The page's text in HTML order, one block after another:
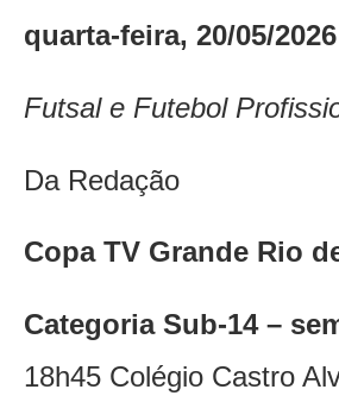
quarta-feira, 20/05/2026
Futsal e Futebol
Da Redação
Copa TV Grande Rio
Categoria Sub-14 –
18h45 Colégio Castro